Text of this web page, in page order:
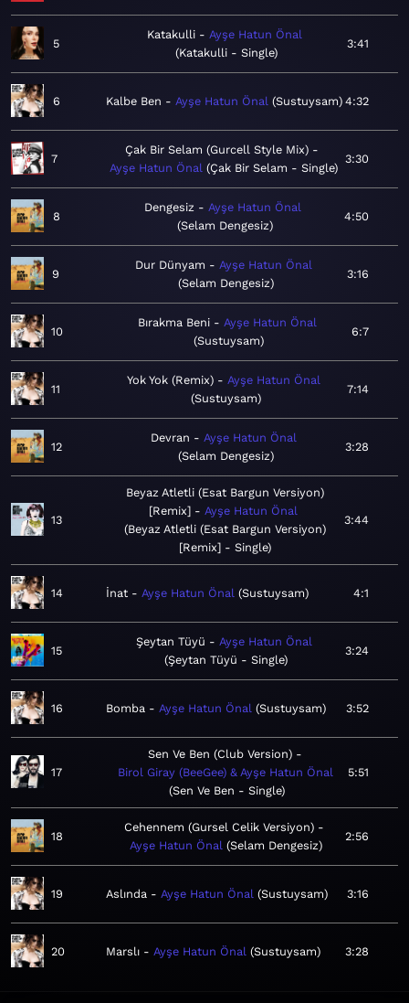
5
Katakulli
Ayşe Hatun Önal
Katakulli - Single
3:41
6 Kalbe Ben Ayşe Hatun Önal Sustuysam 4:32
7
Çak Bir Selam (Gurcell Style Mix)
Ayşe Hatun Önal Çak Bir Selam - Single
3:30
8
Dengesiz
Ayşe Hatun Önal
Selam Dengesiz
4:50
9
Dur Dünyam
Ayşe Hatun Önal
Selam Dengesiz
3:16
10
Bırakma Beni
Ayşe Hatun Önal
Sustuysam
6:7
11
Yok Yok (Remix)
Ayşe Hatun Önal
Sustuysam
7:14
12
Devran
Ayşe Hatun Önal
Selam Dengesiz
3:28
13
Beyaz Atletli (Esat Bargun Versiyon)
[Remix]
Ayşe Hatun Önal
Beyaz Atletli (Esat Bargun Versiyon)
[Remix] - Single
3:44
14 İnat Ayşe Hatun Önal Sustuysam 4:1
15
Şeytan Tüyü
Ayşe Hatun Önal
Şeytan Tüyü - Single
3:24
16 Bomba Ayşe Hatun Önal Sustuysam 3:52
17
Sen Ve Ben (Club Version)
Birol Giray (BeeGee) & Ayşe Hatun Önal
Sen Ve Ben - Single
5:51
18
Cehennem (Gursel Celik Versiyon)
Ayşe Hatun Önal Selam Dengesiz
2:56
19 Aslında Ayşe Hatun Önal Sustuysam 3:16
20 Marslı Ayşe Hatun Önal Sustuysam 3:28